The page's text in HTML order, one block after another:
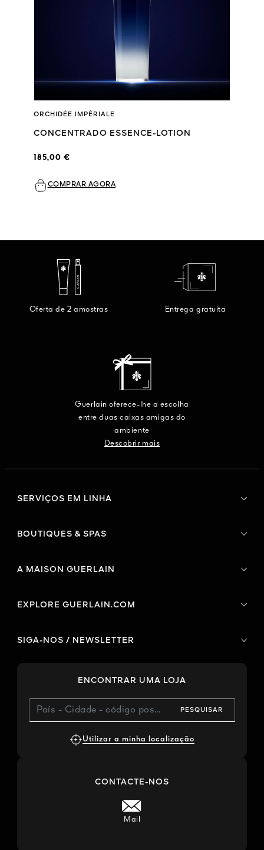
ORCHIDÉE IMPÉRIALE
CONCENTRADO ESSENCE-LOTION
185,00 €
COMPRAR AGORA
Oferta de 2 amostras Entrega gratuita
Guerlain oferece-lhe a escolha
entre duas caixas amigas do
ambiente
Descobrir mais
SERVIÇOS EM LINHA
BOUTIQUES & SPAS
A MAISON GUERLAIN
EXPLORE GUERLAIN.COM
SIGA-NOS / NEWSLETTER
ENCONTRAR UMA LOJA
PESQUISAR
Utilizar a minha localização
CONTACTE-NOS
Mail